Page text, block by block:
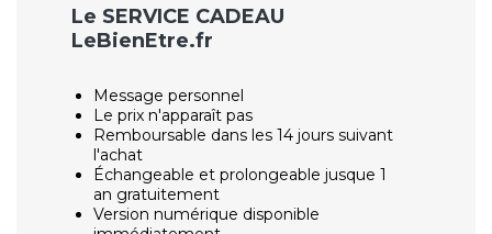
Le SERVICE CADEAU
LeBienEtre.fr
Message personnel
Le prix n'apparaît pas
Remboursable dans les 14 jours suivant
l'achat
Échangeable et prolongeable jusque 1
an gratuitement
Version numérique disponible